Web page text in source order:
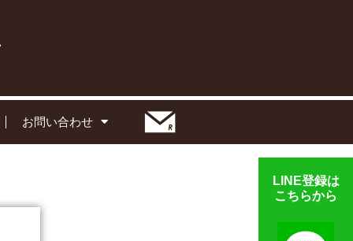
お問い合わせ
LINE登録は
こちらから